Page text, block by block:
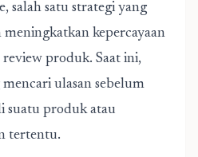
salah satu strategi yang
kepercayaan
review produk. Saat ini,
ulasan sebelum
suatu produk atau
tertentu.